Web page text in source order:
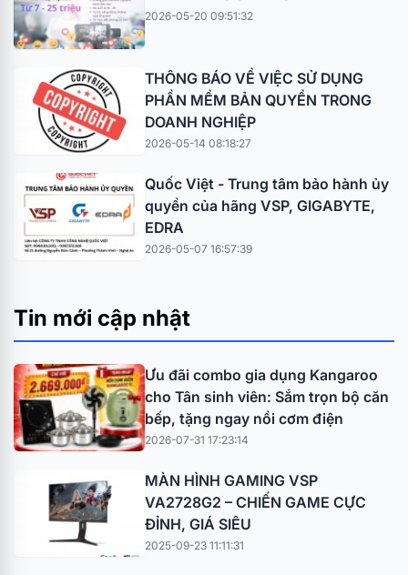
2026-05-20 09:51:32
THÔNG BÁO VỀ VIỆC SỬ DỤNG
PHẦN MỀM BẢN QUYỀN TRONG
DOANH NGHIỆP
2026-05-14 08:18:27
Quốc Việt - Trung tâm bảo hành ủy
quyền của hãng VSP, GIGABYTE,
EDRA
2026-05-07 16:57:39
Tin mới cập nhật
Ưu đãi combo gia dụng Kangaroo
cho Tân sinh viên: Sắm trọn bộ căn
bếp, tặng ngay nồi cơm điện
2026-07-31 17:23:14
MÀN HÌNH GAMING VSP
VA2728G2 – CHIẾN GAME CỰC
ĐỈNH, GIÁ SIÊU
2025-09-23 11:11:31